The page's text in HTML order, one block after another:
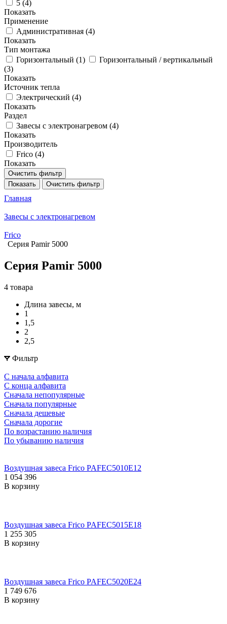
5 (4)
Показать
Применение
Административная (4)
Показать
Тип монтажа
Горизонтальный (1)
Горизонтальный / вертикальный
(3)
Показать
Источник тепла
Электрический (4)
Показать
Раздел
Завесы с электронагревом (4)
Показать
Производитель
Frico (4)
Показать
Очистить фильтр
Показать
Очистить фильтр
Главная
Завесы с электронагревом
Frico
Серия Pamir 5000
Серия Pamir 5000
4 товара
Длина завесы, м
1
1,5
2
2,5
Фильтр
С начала алфавита
С конца алфавита
Сначала непопулярные
Сначала популярные
Сначала дешевые
Сначала дорогие
По возрастанию наличия
По убыванию наличия
Воздушная завеса Frico PAFEC5010E12
1 054 396
В корзину
Воздушная завеса Frico PAFEC5015E18
1 255 305
В корзину
Воздушная завеса Frico PAFEC5020E24
1 749 676
В корзину